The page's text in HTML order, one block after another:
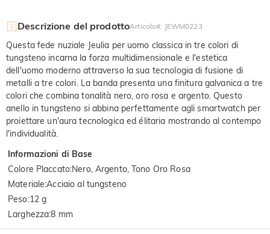
Descrizione del prodottoArticolo#: JEWM0223
Questa fede nuziale Jeulia per uomo classica in tre colori di
tungsteno incarna la forza multidimensionale e l'estetica
dell'uomo moderno attraverso la sua tecnologia di fusione di
metalli a tre colori. La banda presenta una finitura galvanica a tre
colori che combina tonalità nero, oro rosa e argento. Questo
anello in tungsteno si abbina perfettamente agli smartwatch per
proiettare un'aura tecnologica ed élitaria mostrando al contempo
l'individualità.
Informazioni di Base
Colore Placcato:Nero, Argento, Tono Oro Rosa
Materiale:Acciaio al tungsteno
Peso:12 g
Larghezza:8 mm